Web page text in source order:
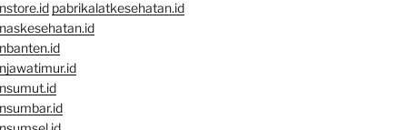
pabrikalatkesehatan.id